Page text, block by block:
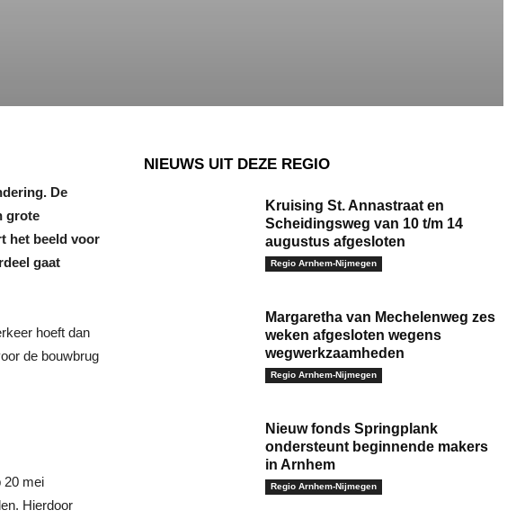
De
grote
het beeld voor
gaat
hoeft dan
de bouwbrug
20 mei
Hierdoor
NIEUWS UIT DEZE REGIO
Kruising St. Annastraat en
Scheidingsweg van 10 t/m 14
augustus afgesloten
Regio Arnhem-Nijmegen
Margaretha van Mechelenweg zes
weken afgesloten wegens
wegwerkzaamheden
Regio Arnhem-Nijmegen
Nieuw fonds Springplank
ondersteunt beginnende makers
in Arnhem
Regio Arnhem-Nijmegen